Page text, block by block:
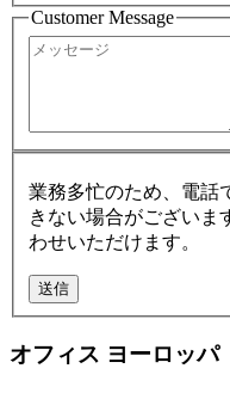
Customer Message
業務多忙のため、電話
きない場合がございま
わせいただけます。
オフィス ヨーロッパ